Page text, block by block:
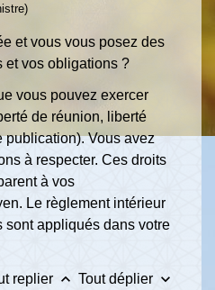
et vous vous posez des
et vos obligations ?
vous pouvez exercer
de réunion, liberté
publication). Vous avez
à respecter. Ces droits
à vos
Le règlement intérieur
sont appliqués dans votre
replier keyboard_arrow_up Tout déplier keyboard_arrow_down